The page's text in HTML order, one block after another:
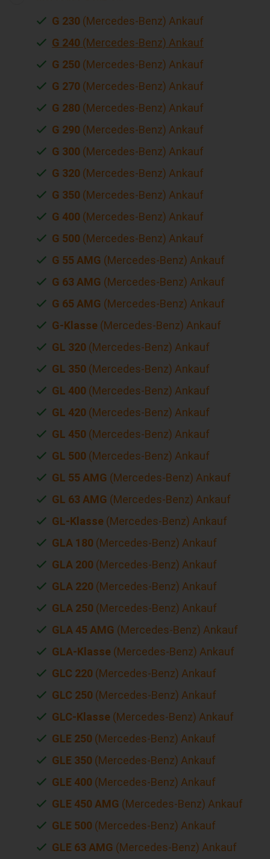
G 230 (Mercedes-Benz) Ankauf
G 240 (Mercedes-Benz) Ankauf
G 250 (Mercedes-Benz) Ankauf
G 270 (Mercedes-Benz) Ankauf
G 280 (Mercedes-Benz) Ankauf
G 290 (Mercedes-Benz) Ankauf
G 300 (Mercedes-Benz) Ankauf
G 320 (Mercedes-Benz) Ankauf
G 350 (Mercedes-Benz) Ankauf
G 400 (Mercedes-Benz) Ankauf
G 500 (Mercedes-Benz) Ankauf
G 55 AMG (Mercedes-Benz) Ankauf
G 63 AMG (Mercedes-Benz) Ankauf
G 65 AMG (Mercedes-Benz) Ankauf
G-Klasse (Mercedes-Benz) Ankauf
GL 320 (Mercedes-Benz) Ankauf
GL 350 (Mercedes-Benz) Ankauf
GL 400 (Mercedes-Benz) Ankauf
GL 420 (Mercedes-Benz) Ankauf
GL 450 (Mercedes-Benz) Ankauf
GL 500 (Mercedes-Benz) Ankauf
GL 55 AMG (Mercedes-Benz) Ankauf
GL 63 AMG (Mercedes-Benz) Ankauf
GL-Klasse (Mercedes-Benz) Ankauf
GLA 180 (Mercedes-Benz) Ankauf
GLA 200 (Mercedes-Benz) Ankauf
GLA 220 (Mercedes-Benz) Ankauf
GLA 250 (Mercedes-Benz) Ankauf
GLA 45 AMG (Mercedes-Benz) Ankauf
GLA-Klasse (Mercedes-Benz) Ankauf
GLC 220 (Mercedes-Benz) Ankauf
GLC 250 (Mercedes-Benz) Ankauf
GLC-Klasse (Mercedes-Benz) Ankauf
GLE 250 (Mercedes-Benz) Ankauf
GLE 350 (Mercedes-Benz) Ankauf
GLE 400 (Mercedes-Benz) Ankauf
GLE 450 AMG (Mercedes-Benz) Ankauf
GLE 500 (Mercedes-Benz) Ankauf
GLE 63 AMG (Mercedes-Benz) Ankauf